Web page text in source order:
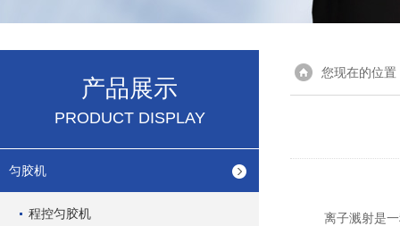
产品展示
PRODUCT DISPLAY
匀胶机
程控匀胶机
您现在的位置
离子溅射是一